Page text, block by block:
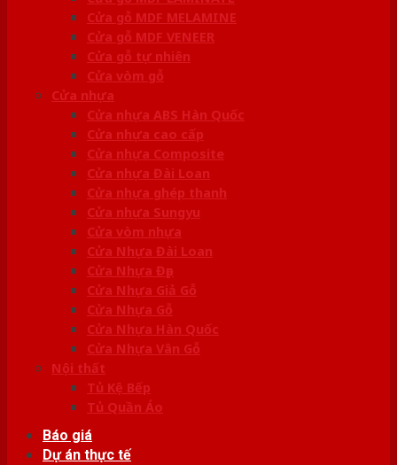
Cửa gỗ MDF MELAMINE
Cửa gỗ MDF VENEER
Cửa gỗ tự nhiên
Cửa vòm gỗ
Cửa nhựa
Cửa nhựa ABS Hàn Quốc
Cửa nhựa cao cấp
Cửa nhựa Composite
Cửa nhựa Đài Loan
Cửa nhựa ghép thanh
Cửa nhựa Sungyu
Cửa vòm nhựa
Cửa Nhựa Đài Loan
Cửa Nhựa Đẹp
Cửa Nhựa Giả Gỗ
Cửa Nhựa Gỗ
Cửa Nhựa Hàn Quốc
Cửa Nhựa Vân Gỗ
Nội thất
Tủ Kệ Bếp
Tủ Quần Áo
Báo giá
Dự án thực tế